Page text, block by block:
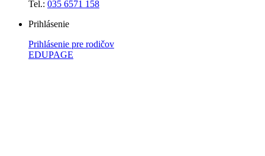
Tel.: 035 6571 158
Prihlásenie
Prihlásenie pre rodičov
EDUPAGE